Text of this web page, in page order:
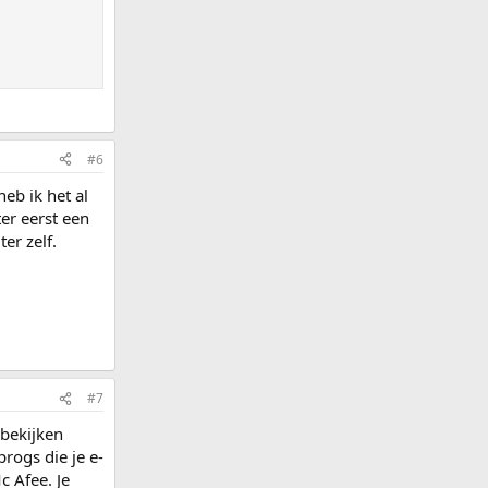
#6
ik het al
eerst een
zelf.
#7
die je e-
Afee. Je